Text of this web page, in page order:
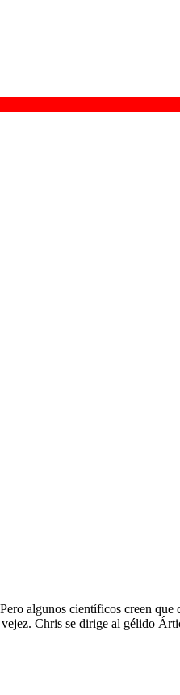
algunos científicos creen
Chris se dirige al gélido